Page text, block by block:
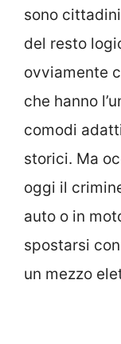
sono
del resto
ovviamente
che hanno
comodi
storici. Ma
oggi il
auto o in
spostarsi
un mezzo